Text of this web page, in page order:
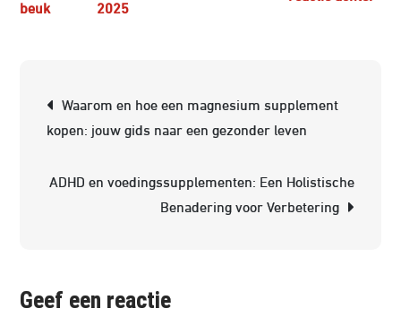
2025
Waarom en hoe een magnesium supplement
kopen: jouw gids naar een gezonder leven
ADHD en voedingssupplementen: Een Holistische
Benadering voor Verbetering
Geef een reactie